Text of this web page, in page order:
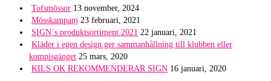
Tofsmössor 13 november, 2024
Mösskampanj 23 februari, 2021
SIGN´s produktsortiment 2021 22 januari, 2021
Kläder i egen design ger sammanhållning till klubben eller
kompisgänget 25 mars, 2020
KILS OK REKOMMENDERAR SIGN 16 januari, 2020